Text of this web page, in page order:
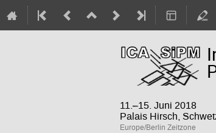
11.–15. Juni 2018
Palais Hirsch,
Europe/Berlin Zeitzone